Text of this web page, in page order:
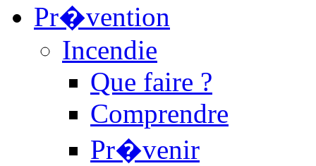
Pr�vention
Incendie
Que faire ?
Comprendre
Pr�venir